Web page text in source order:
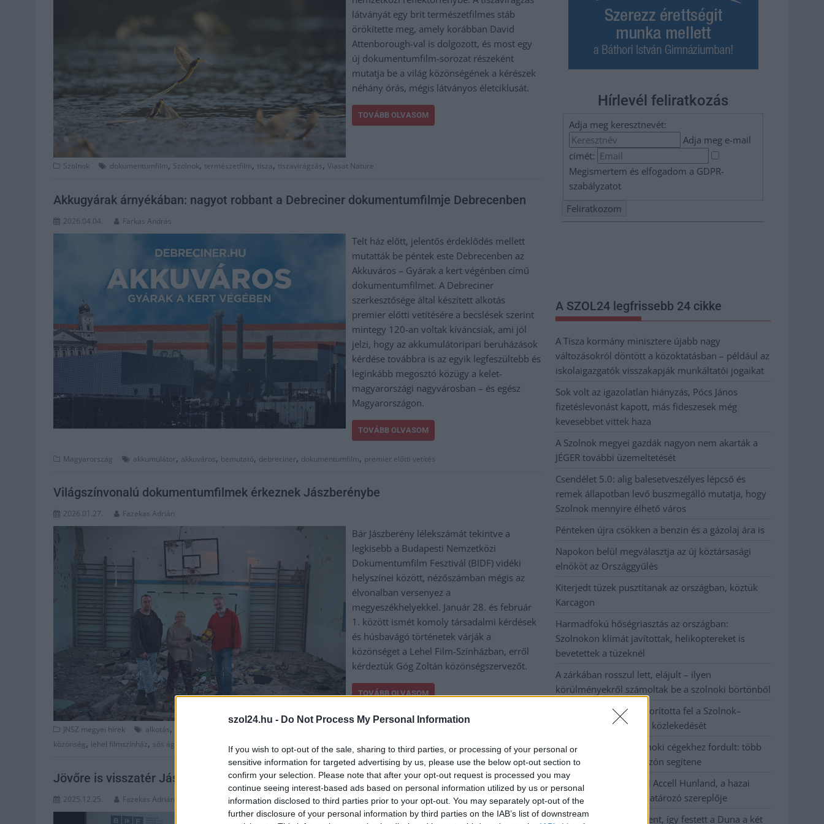
szol24.hu - Do Not Process My Personal Information
If you wish to opt-out of the sale, sharing to third parties, or processing of your personal or
sensitive information for targeted advertising by us, please use the below opt-out section to
confirm your selection. Please note that after your opt-out request is processed you may
continue seeing interest-based ads based on personal information utilized by us or personal
information disclosed to third parties prior to your opt-out. You may separately opt-out of the
further disclosure of your personal information by third parties on the IAB’s list of downstream
látványát egy brit természetfilmes stáb
örökítette meg, amely korábban David
Attenborough-val is dolgozott, és most egy
új dokumentumfilm-sorozat részeként
mutatja be a világ közönségének a kérészek
néhány órás, mégis látványos életciklusát.
TOVÁBB OLVASOM
Szolnok dokumentumfilm, Szolnok, természetfilm, tisza, tiszavirágzás, Viasat Nature
Akkugyárak árnyékában: nagyot robbant a Debreciner dokumentumfilmje Debrecenben
2026.04.04. Farkas András
Telt ház előtt, jelentős érdeklődés mellett
mutatták be péntek este Debrecenben az
Akkuváros – Gyárak a kert végénben című
dokumentumfilmet. A Debreciner
szerkesztősége által készített alkotás
premier előtti vetítésére a becslések szerint
mintegy 120-an voltak kíváncsiak, ami jól
jelzi, hogy az akkumulátoripari beruházások
kérdése továbbra is az egyik legfeszültebb és
leginkább megosztó közügy a kelet-
magyarországi nagyvárosban – és egész
Magyarországon.
TOVÁBB OLVASOM
Magyarország akkumulátor, akkuváros, bemutató, debreciner, dokumentumfilm, premier előtti vetítés
Világszínvonalú dokumentumfilmek érkeznek Jászberénybe
2026.01.27. Fazekas Adrián
Bár Jászberény lélekszámát tekintve a
legkisebb a Budapesti Nemzetközi
Dokumentumfilm Fesztivál (BIDF) vidéki
helyszínei között, nézőszámban mégis az
élvonalban versenyez a
megyeszékhelyekkel. Január 28. és február
1. között ismét komoly társadalmi kérdések
és húsbavágó történetek várják a
közönséget a Lehel Film-Színházban, erről
kérdeztük Góg Zoltán közönségszervezőt.
TOVÁBB OLVASOM
JNSZ megyei hírek alkotás,
közönség, lehel filmszínház, sós ágnes
Jövőre is visszatér Jászberénybe a rangos dokumentumfilm-fesztivál
2025.12.25. Fazekas Adrián
„A jövőd filmje már forog” – ezzel a
Hírlevél feliratkozás
Adja meg keresztnevét:
Adja meg e-mail
címét:
Megismertem és elfogadom a GDPR-
szabályzatot
A SZOL24 legfrissebb 24 cikke
A Tisza kormány minisztere újabb nagy
változásokról döntött a közoktatásban – például az
iskolaigazgatók visszakapják munkáltatói jogaikat
Sok volt az igazolatlan hiányzás, Pócs János
fizetéslevonást kapott, más fideszesek még
kevesebbet vittek haza
A Szolnok megyei gazdák nagyon nem akarták a
JÉGER további üzemeltetését
Csendélet 5.0: alig balesetveszélyes lépcső és
remek állapotban levő buszmegálló mutatja, hogy
Szolnok mennyire élhető város
Pénteken újra csökken a benzin és a gázolaj ára is
Napokon belül megválasztja az új köztársasági
elnököt az Országgyűlés
Kiterjedt tüzek pusztítanak az országban, köztük
Karcagon
Harmadfokú hőségriasztás az országban:
Szolnokon klímát javítottak, helikoptereket is
bevetettek a tüzeknél
A zárkában rosszul lett, elájult – ilyen
körülményekről számoltak be a szolnoki börtönből
Váratlan fennakadás borította fel a Szolnok–
Kecskemét vasútvonal közlekedését
A polgármester a szolnoki cégekhez fordult: több
száz elbocsátott dolgozón segítene
Csődbe ment a tószegi Accell Hunland, a hazai
kerékpárgyártás meghatározó szereplője
Egyszer fent, egyszer lent, így festett a Duna a két